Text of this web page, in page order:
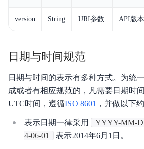
version String URI参数 API版
日期与时间规范
日期与时间的表示有多种方式。为统
成或者有相应规范的，凡需要日期时
UTC时间，遵循ISO 8601 ，并做以下
表示日期一律采用 YYYY-MM-
4-06-01
表示2014年6月1日。